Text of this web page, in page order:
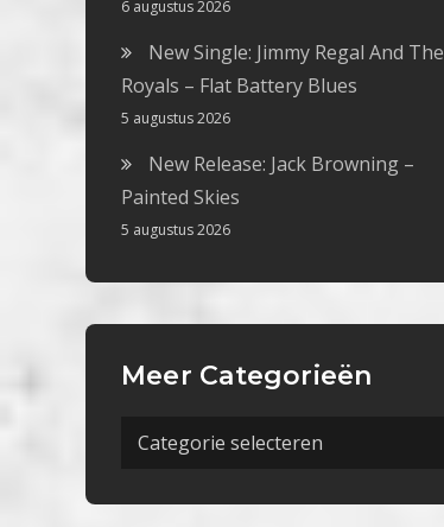
6 augustus 2026
New Single: Jimmy Regal And The
Royals – Flat Battery Blues
5 augustus 2026
New Release: Jack Browning –
Painted Skies
5 augustus 2026
Meer Categorieën
Meer